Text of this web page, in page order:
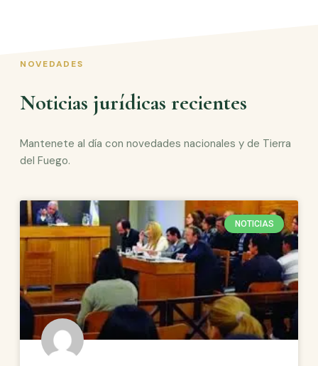
NOVEDADES
Noticias jurídicas recientes
Mantenete al día con novedades nacionales y de Tierra
del Fuego.
NOTICIAS